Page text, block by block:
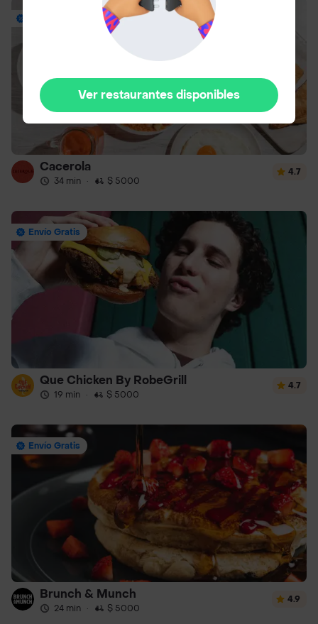
Cacerola
34 min · $ 5000
4.7
Envío Gratis
Que Chicken By RobeGrill
19 min · $ 5000
4.7
Envío Gratis
Brunch & Munch
24 min · $ 5000
4.9
Ver restaurantes disponibles